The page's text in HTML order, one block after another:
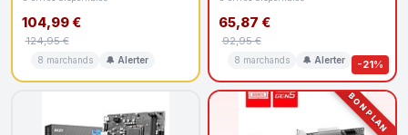
104,99 €
124,95 €
8 marchands 🔔 Alerter -21%
65,87 €
92,95 €
8 marchands 🔔 Alerter
BON PLAN